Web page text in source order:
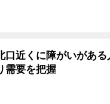
口近くに障がいがあ
需要を把握